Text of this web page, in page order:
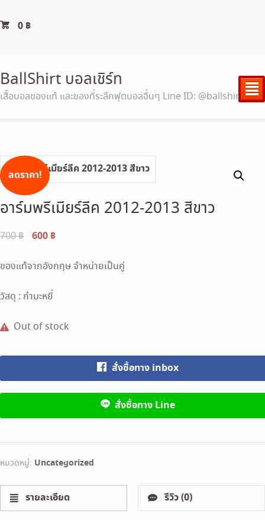
0 ฿
BallShirt บอลเชิร์ท
เสื้อบอลของแท้ และของที่ระลึกฟุตบอลอื่นๆ Line ID: @ballshirt²
ลดราคา!
อาร์มพรีเมียร์ลีค 2012-2013 สีขาว
700฿
Original
was:
600 ฿Current
is:
ของแท้จากอังกฤษ จำหน่ายเป็นคู่
วัสดุ : กำมะหยี่
Out of stock
สั่งซื้อทาง inbox
สั่งซื้อทาง Line
หมวดหมู่: Uncategorized
รายละเอียด รีวิว (0)